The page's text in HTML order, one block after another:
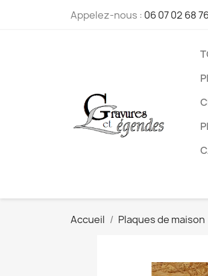
Appelez-nous : 06 07 02 68
Accueil Plaques de maison